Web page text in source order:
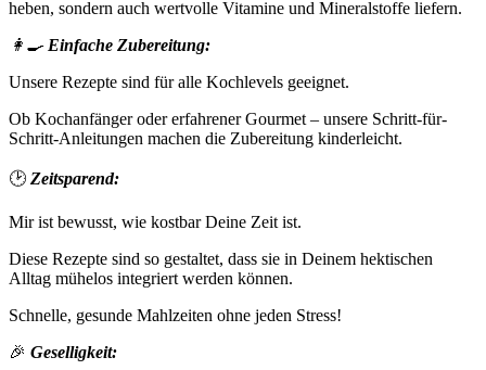
heben, sondern auch wertvolle Vitamine und Mineralstoffe liefern.
👩‍🍳 Einfache Zubereitung:
Unsere Rezepte sind für alle Kochlevels geeignet.
Ob Kochanfänger oder erfahrener Gourmet – unsere Schritt-für-
Schritt-Anleitungen machen die Zubereitung kinderleicht.
🕑 Zeitsparend:
Mir ist bewusst, wie kostbar Deine Zeit ist.
Diese Rezepte sind so gestaltet, dass sie in Deinem hektischen
Alltag mühelos integriert werden können.
Schnelle, gesunde Mahlzeiten ohne jeden Stress!
🎉 Geselligkeit: